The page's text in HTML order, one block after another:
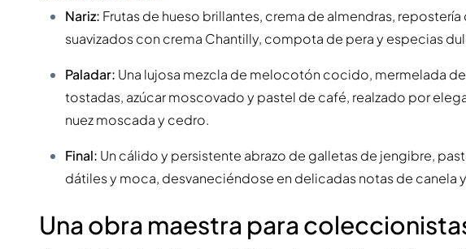
Nariz: Frutas de hueso brillantes, crema de almendras,
suavizados con crema Chantilly, compota de pera y especias
Paladar: Una lujosa mezcla de melocotón cocido, mermelada
tostadas, azúcar moscovado y pastel de café, realzado por
nuez moscada y cedro.
Final: Un cálido y persistente abrazo de galletas de jengibre,
dátiles y moca, desvaneciéndose en delicadas notas de canela
Una obra maestra para